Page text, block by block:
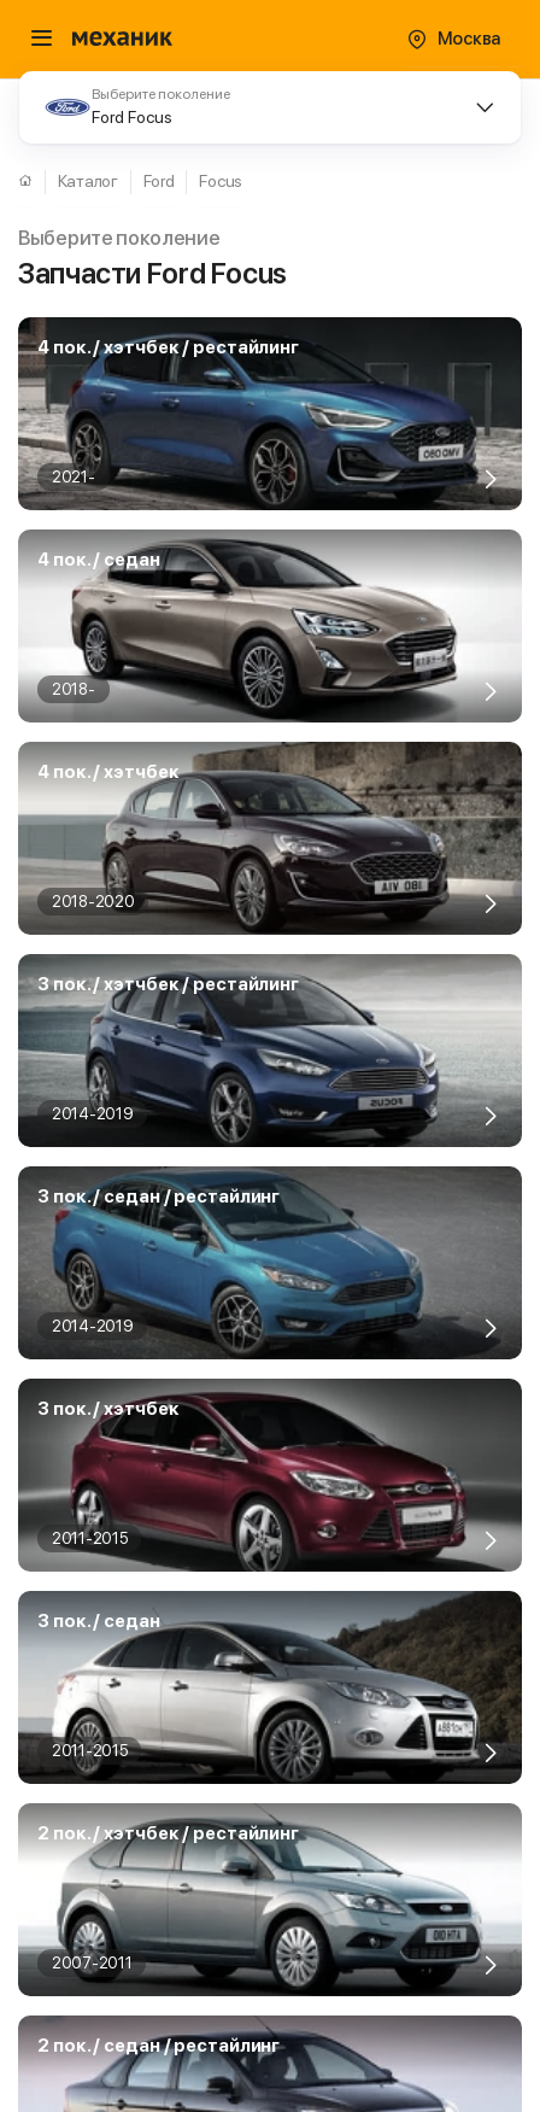
Москва
Выберите поколение
Ford Focus
Каталог Ford Focus
Выберите поколение
Запчасти Ford Focus
4 пок. / хэтчбек / рестайлинг
2021-
4 пок. / седан
2018-
4 пок. / хэтчбек
2018-2020
3 пок. / хэтчбек / рестайлинг
2014-2019
3 пок. / седан / рестайлинг
2014-2019
3 пок. / хэтчбек
2011-2015
3 пок. / седан
2011-2015
2 пок. / хэтчбек / рестайлинг
2007-2011
2 пок. / седан / рестайлинг